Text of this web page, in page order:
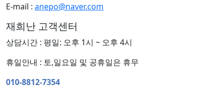
E-mail : anepo@naver.com
재희난 고객센터
상담시간 : 평일: 오후 1시 ~ 오후 4시
휴일안내 : 토,일요일 및 공휴일은 휴무
010-8812-7354